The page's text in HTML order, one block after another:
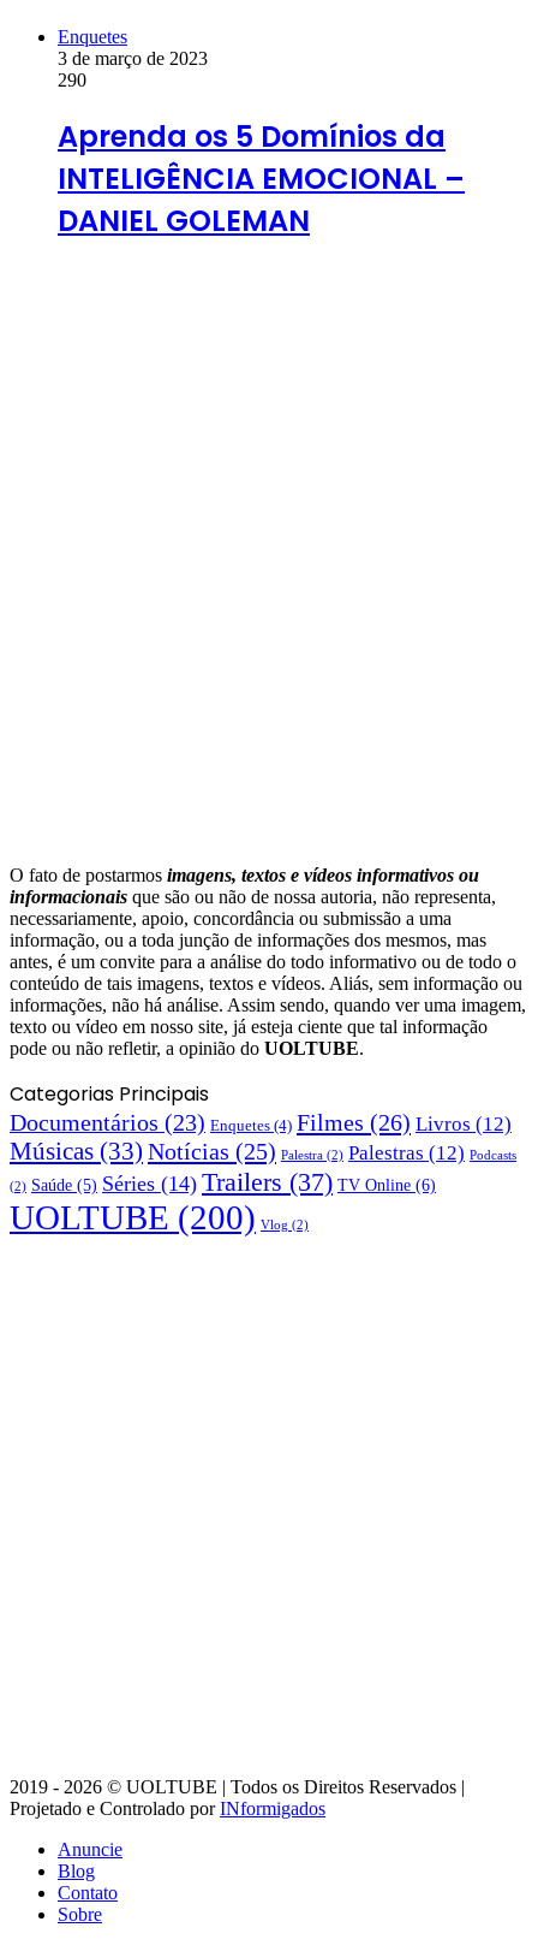
Enquetes
3 de março de 2023
290
Aprenda os 5 Domínios da
INTELIGÊNCIA EMOCIONAL –
DANIEL GOLEMAN
O fato de postarmos imagens, textos e vídeos informativos ou
informacionais que são ou não de nossa autoria, não representa,
necessariamente, apoio, concordância ou submissão a uma
informação, ou a toda junção de informações dos mesmos, mas
antes, é um convite para a análise do todo informativo ou de todo o
conteúdo de tais imagens, textos e vídeos. Aliás, sem informação ou
informações, não há análise. Assim sendo, quando ver uma imagem,
texto ou vídeo em nosso site, já esteja ciente que tal informação
pode ou não refletir, a opinião do UOLTUBE.
Categorias Principais
Documentários (23) Enquetes (4) Filmes (26) Livros (12)
Músicas (33) Notícias (25) Palestra (2) Palestras (12) Podcasts
(2) Saúde (5) Séries (14) Trailers (37) TV Online (6)
UOLTUBE (200) Vlog (2)
2019 - 2026 © UOLTUBE | Todos os Direitos Reservados |
Projetado e Controlado porINformigados
Anuncie
Blog
Contato
Sobre